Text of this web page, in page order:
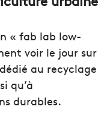
« fab lab low-
voir le jour sur
au recyclage
qu’à
durables.